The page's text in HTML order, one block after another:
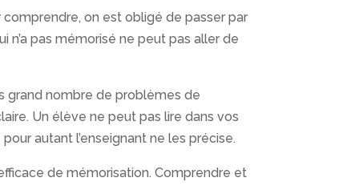
on est obligé de passer par
n’a pas mémorisé ne peut pas aller de
grand nombre de problèmes de
Un élève ne peut pas lire dans vos
autant l’enseignant ne les précise.
de mémorisation. Comprendre et